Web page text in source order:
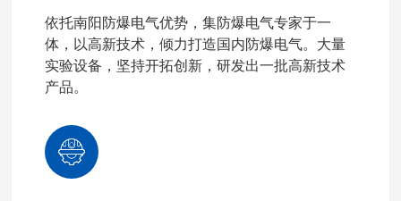
依托南阳防爆电气优势，集防爆电气专家于一
体，以高新技术，倾力打造国内防爆电气。大量
实验设备，坚持开拓创新，研发出一批高新技术
产品。